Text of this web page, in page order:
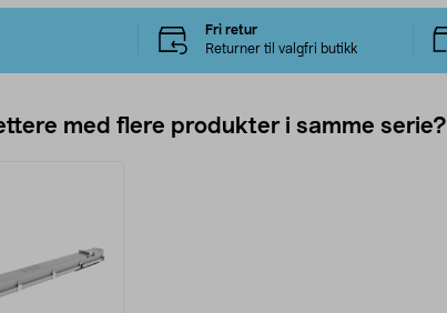
Fri retur
Returner til valgfri butikk
med flere produkter i samme serie?